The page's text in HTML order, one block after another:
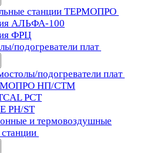
станции ТЕРМОПРО
АЛЬФА-100
ФРЦ
подогреватели плат
подогреватели плат
НП/СТМ
PCT
PH/ST
и термовоздушные